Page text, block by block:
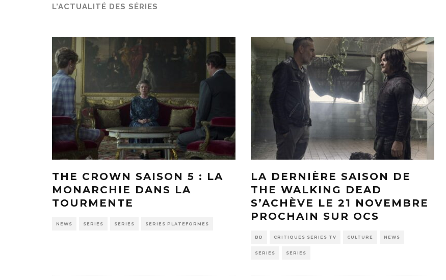
L’ACTUALITÉ DES SÉRIES
THE CROWN SAISON 5 : LA
MONARCHIE DANS LA
TOURMENTE
NEWS SERIES SERIES SERIES PLATEFORMES
LA DERNIÈRE SAISON DE
THE WALKING DEAD
S’ACHÈVE LE 21 NOVEMBRE
PROCHAIN SUR OCS
BD CRITIQUES SERIES TV CULTURE NEWS
SERIES SERIES